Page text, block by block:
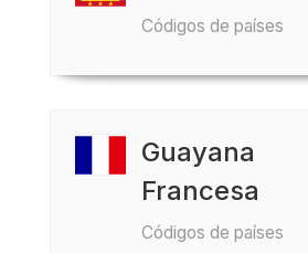
Códigos de países
Guayana
Francesa
Códigos de países